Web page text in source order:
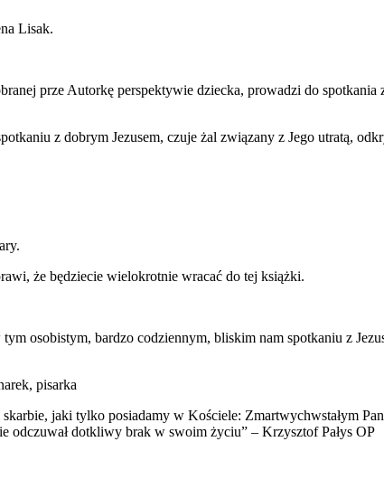
Lisak.
prze Autorkę perspektywie dziecka, prowadzi do spotkania
z dobrym Jezusem, czuje żal związany z Jego utratą,
że będziecie wielokrotnie wracać do tej książki.
osobistym, bardzo codziennym, bliskim nam spotkaniu z
pisarka
jaki tylko posiadamy w Kościele: Zmartwychwstałym
odczuwał dotkliwy brak w swoim życiu” – Krzysztof Pałys OP